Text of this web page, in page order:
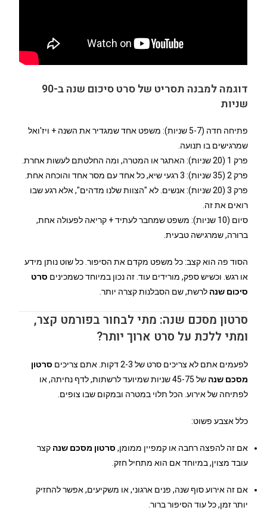
דוגמה למבנה תסריט של סרט סיכום שנה ב-90
שניות
פתיחה חדה (5-7 שניות): משפט אחד שמגדיר את השנה + ויז'ואל
שמרגישים בו תנועה.
פרק 1 (20 שניות): האתגר או המטרה, ומה החלטתם לעשות אחרת.
פרק 2 (35 שניות): 3 רגעי שיא, כל אחד עם מסר אחד והוכחה אחת.
פרק 3 (20 שניות): אנשים. לא "הצוות שלנו מדהים", אלא רגע שבו
רואים את זה.
סיום (10 שניות): משפט שמחבר לעתיד + קריאה לפעולה אחת,
ברורה, שמרגישה טבעית.
הסוד פה הוא קצב: כל משפט מקדם את הסיפור. כל שוט נותן מידע
או רגש. וכשיש ספק, מורידים עוד. זה נכון במיוחד כשמכינים סרט
סיכום שנה לרשת, שם הסבלנות קצרה יותר.
סרטון מסכם שנה: מתי לבחור בפורמט קצר,
ומתי ללכת על סרט ארוך יותר?
לפעמים אתם לא צריכים סרט של 2-3 דקות. אתם צריכים
סרטון
מסכם שנה
של 45-75 שניות שמיועד לרשתות, לדף נחיתה, או
לפתיחה של אירוע. הכל תלוי במטרה ובמקום שבו צופים.
כלל אצבע פשוט:
אם זה להפצה רחבה או קמפיין ממומן, סרטון מסכם שנה קצר
עובד מצוין, במיוחד אם הוא מתחיל חזק.
אם זה אירוע סוף שנה, פנים ארגוני, או משקיעים, אפשר להחזיק
יותר זמן, כל עוד הסיפור ברור.